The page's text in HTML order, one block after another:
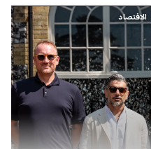
الاقتصاد